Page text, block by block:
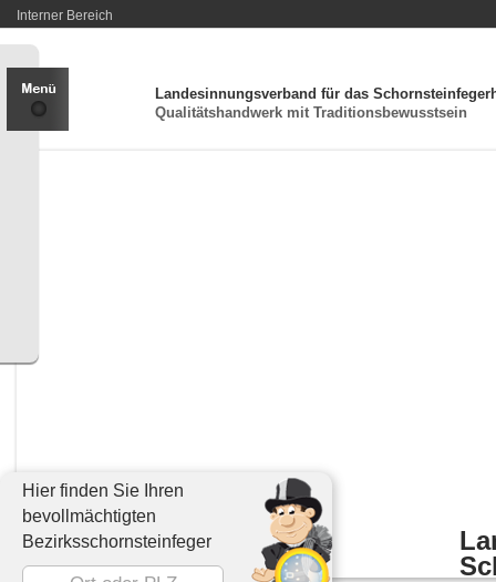
Interner Bereich
Hier finden Sie Ihren
bevollmächtigten
Bezirksschornsteinfeger
Landesinnungsverband für das
Qualitätshandwerk mit Traditionsbewusstsein